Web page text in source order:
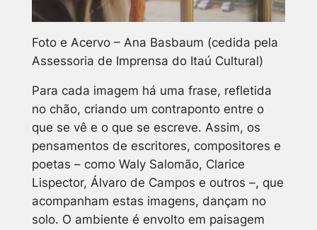
Foto e Acervo – Ana Basbaum (cedida pela
Assessoria de Imprensa do Itaú Cultural)
Para cada imagem há uma frase, refletida
no chão, criando um contraponto entre o
que se vê e o que se escreve. Assim, os
pensamentos de escritores, compositores e
poetas – como Waly Salomão, Clarice
Lispector, Álvaro de Campos e outros –, que
acompanham estas imagens, dançam no
solo. O ambiente é envolto em paisagem